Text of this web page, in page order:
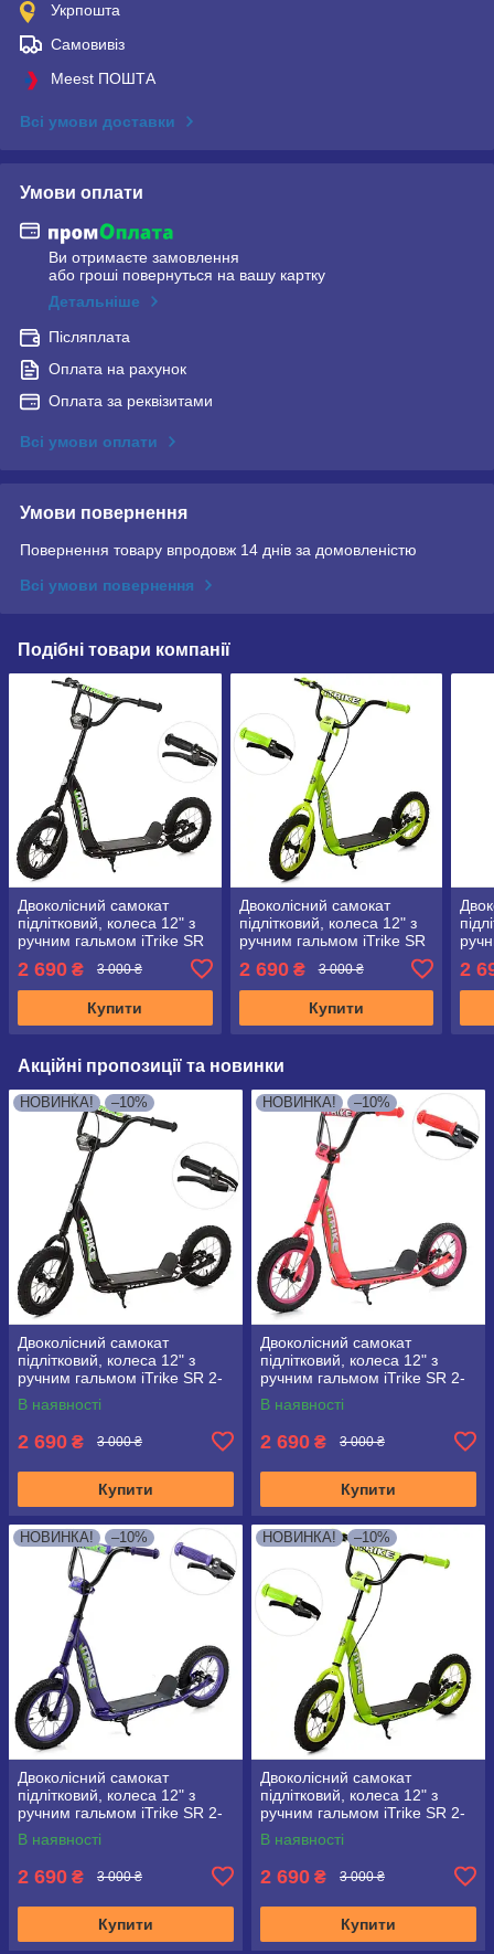
Укрпошта
Самовивіз
Meest ПОШТА
Всі умови доставки
Умови оплати
Ви отримаєте замовлення
або гроші повернуться на вашу картку
Детальніше
Післяплата
Оплата на рахунок
Оплата за реквізитами
Всі умови оплати
Умови повернення
Повернення товару впродовж 14 днів за домовленістю
Всі умови повернення
Подібні товари компанії
Двоколісний самокат
підлітковий, колеса 12" з
ручним гальмом iTrike SR
2 690 ₴ 3 000 ₴
Купити
Двоколісний самокат
підлітковий, колеса 12" з
ручним гальмом iTrike SR
2 690₴ 3 000 ₴
Купити
2
Акційні пропозиції та новинки
НОВИНКА! –10%
Двоколісний самокат
підлітковий, колеса 12" з
ручним гальмом iTrike SR 2-
043-1 чорний
В наявності
2 690 ₴ 3 000 ₴
Купити
НОВИНКА! –10%
Двоколісний самокат
підлітковий, колеса 12" з
ручним гальмом iTrike SR 2-
043-1 Рожевий
В наявності
2 690 ₴ 3 000 ₴
Купити
НОВИНКА! –10%
Двоколісний самокат
підлітковий, колеса 12" з
ручним гальмом iTrike SR 2-
043-1 Фіолетовий
В наявності
2 690 ₴ 3 000 ₴
Купити
НОВИНКА! –10%
Двоколісний самокат
підлітковий, колеса 12" з
ручним гальмом iTrike SR 2-
043-1 Зелений
В наявності
2 690 ₴ 3 000 ₴
Купити